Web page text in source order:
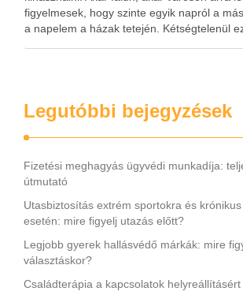
figyelmesek, hogy szinte egyik napról a
a napelem a házak tetején. Kétségtelenül
Legutóbbi bejegyzések
Fizetési meghagyás ügyvédi munkadíja:
útmutató
Utasbiztosítás extrém sportokra és
esetén: mire figyelj utazás előtt?
Legjobb gyerek hallásvédő márkák: mire
választáskor?
Családterápia a kapcsolatok helyreállításért